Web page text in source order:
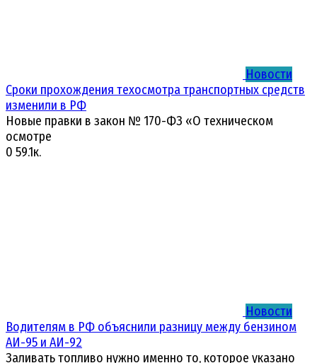
Новости
Сроки прохождения техосмотра транспортных средств
изменили в РФ
Новые правки в закон № 170-ФЗ «О техническом
осмотре
0 59.1к.
Новости
Водителям в РФ объяснили разницу между бензином
АИ-95 и АИ-92
Заливать топливо нужно именно то, которое указано